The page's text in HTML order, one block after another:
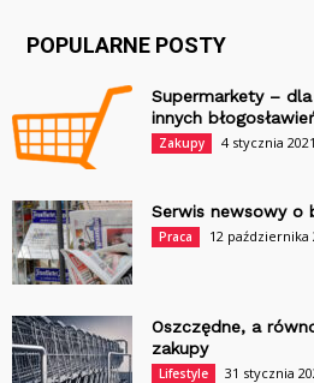
POPULARNE POSTY
Supermarkety –
innych
Zakupy 4 stycznia 2021
Serwis newsowy o
Praca 12 października
Oszczędne, a
zakupy
Lifestyle 31 stycznia